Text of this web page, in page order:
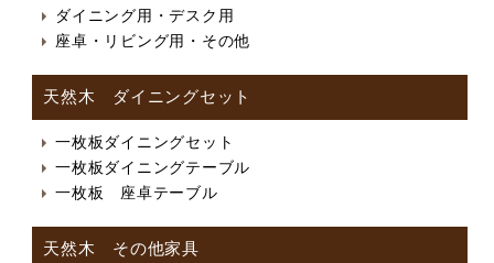
ダイニング用・デスク用
座卓・リビング用・その他
天然木 ダイニングセット
一枚板ダイニングセット
一枚板ダイニングテーブル
一枚板 座卓テーブル
天然木 その他家具